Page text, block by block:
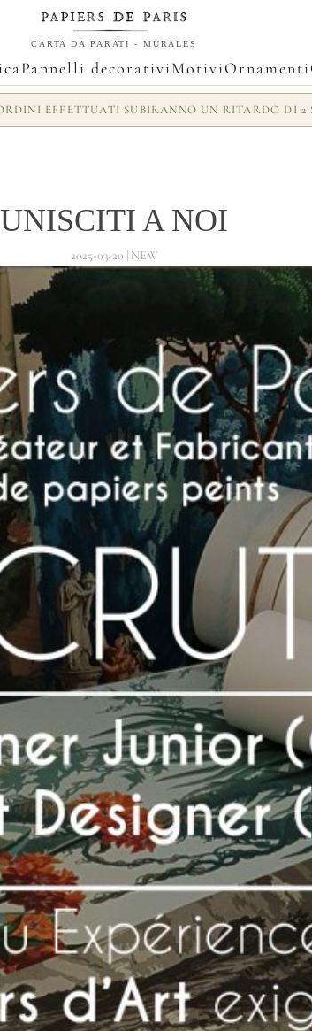
CARTA DA PARATI - MURALES
Pannelli decorativiMotiviOrnamenti
EFFETTUATI SUBIRANNO UN RITARDO DI
UNISCITI A NOI
2025-03-20 | NEW